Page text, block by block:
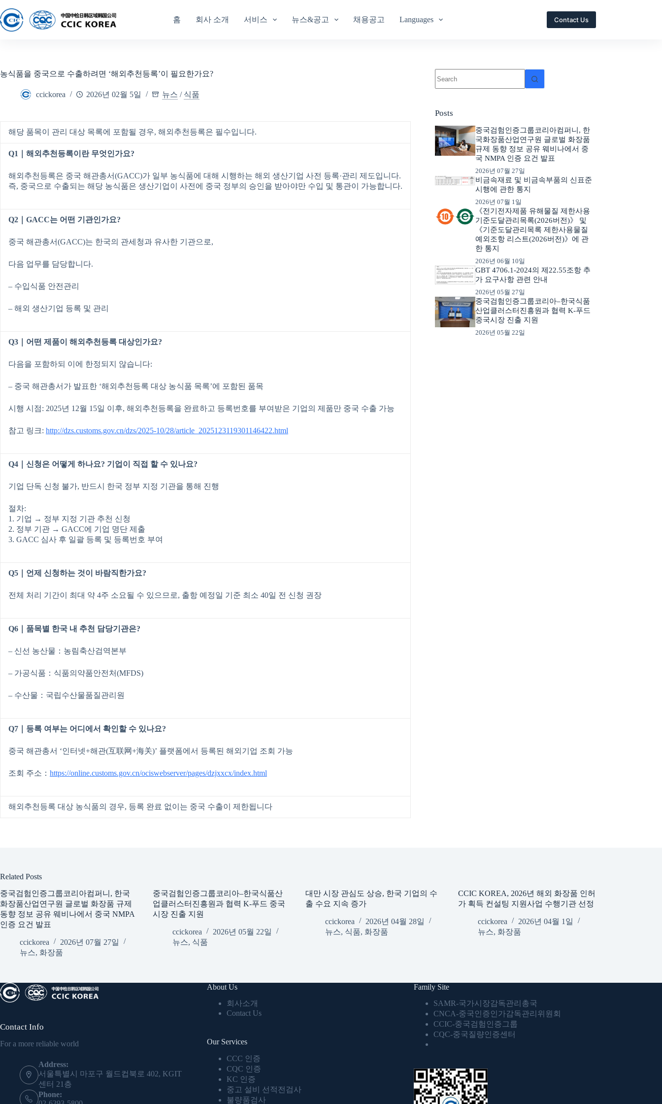
홈 회사 소개 서비스 뉴스&공고 채용공고 Languages Contact Us
농식품을 중국으로 수출하려면 ‘해외추천등록’이 필요한가요?
ccickorea 2026년 02월 5일 뉴스 / 식품
해당 품목이 관리 대상 목록에 포함될 경우, 해외추천등록은 필수입니다.
Q1｜해외추천등록이란 무엇인가요?
해외추천등록은 중국 해관총서(GACC)가 일부 농식품에 대해 시행하는 해외 생산기업 사전 등록·관리 제도입니다.
즉, 중국으로 수출되는 해당 농식품은 생산기업이 사전에 중국 정부의 승인을 받아야만 수입 및 통관이 가능합니다.
Q2｜GACC는 어떤 기관인가요?
중국 해관총서(GACC)는 한국의 관세청과 유사한 기관으로,
다음 업무를 담당합니다.
– 수입식품 안전관리
– 해외 생산기업 등록 및 관리
Q3｜어떤 제품이 해외추천등록 대상인가요?
다음을 포함하되 이에 한정되지 않습니다:
– 중국 해관총서가 발표한 ‘해외추천등록 대상 농식품 목록’에 포함된 품목
시행 시점: 2025년 12월 15일 이후, 해외추천등록을 완료하고 등록번호를 부여받은 기업의 제품만 중국 수출 가능
참고 링크: http://dzs.customs.gov.cn/dzs/2025-10/28/article_2025123119301146422.html
Q4｜신청은 어떻게 하나요? 기업이 직접 할 수 있나요?
기업 단독 신청 불가, 반드시 한국 정부 지정 기관을 통해 진행
절차:
1. 기업 → 정부 지정 기관 추천 신청
2. 정부 기관 → GACC에 기업 명단 제출
3. GACC 심사 후 일괄 등록 및 등록번호 부여
Q5｜언제 신청하는 것이 바람직한가요?
전체 처리 기간이 최대 약 4주 소요될 수 있으므로, 출항 예정일 기준 최소 40일 전 신청 권장
Q6｜품목별 한국 내 추천 담당기관은?
– 신선 농산물：농림축산검역본부
– 가공식품：식품의약품안전처(MFDS)
– 수산물：국립수산물품질관리원
Q7｜등록 여부는 어디에서 확인할 수 있나요?
중국 해관총서 ‘인터넷+해관(互联网+海关)’ 플랫폼에서 등록된 해외기업 조회 가능
조회 주소： https://online.customs.gov.cn/ociswebserver/pages/dzjxxcx/index.html
해외추천등록 대상 농식품의 경우, 등록 완료 없이는 중국 수출이 제한됩니다
Posts
중국검험인증그룹코리아컴퍼니, 한
국화장품산업연구원 글로벌 화장품
규제 동향 정보 공유 웨비나에서 중
국 NMPA 인증 요건 발표
2026년 07월 27일
비금속재료 및 비금속부품의 신표준
시행에 관한 통지
2026년 07월 1일
《전기전자제품 유해물질 제한사용
기준도달관리목록(2026버전)》 및
《기준도달관리목록 제한사용물질
예외조항 리스트(2026버전)》에 관
한 통지
2026년 06월 10일
GBT 4706.1-2024의 제22.55조항 추
가 요구사항 관련 안내
2026년 05월 27일
중국검험인증그룹코리아–한국식품
산업클러스터진흥원과 협력 K-푸드
중국시장 진출 지원
2026년 05월 22일
Related Posts
중국검험인증그룹코리아컴퍼니, 한국
화장품산업연구원 글로벌 화장품 규제
동향 정보 공유 웨비나에서 중국 NMPA
인증 요건 발표
ccickorea
2026년 07월 27일
뉴스, 화장품
중국검험인증그룹코리아–한국식품산
업클러스터진흥원과 협력 K-푸드 중국
시장 진출 지원
ccickorea
2026년 05월 22일
뉴스, 식품
대만 시장 관심도 상승, 한국 기업의 수
출 수요 지속 증가
ccickorea
2026년 04월 28일
뉴스, 식품, 화장품
CCIC KOREA, 2026년 해외 화장품 인허
가 획득 컨설팅 지원사업 수행기관 선정
ccickorea
2026년 04월 1일
뉴스, 화장품
Contact Info
For a more reliable world
Address:
서울특별시 마포구 월드컵북로 402, KGIT
센터 21층
Phone:
About Us
회사소개
Contact Us
Our Services
CCC 인증
CQC 인증
KC 인증
중고 설비 선적전검사
불량품검사
Family Site
SAMR-국가시장감독관리총국
CNCA-중국인증인가감독관리위원회
CCIC-중국검험인증그룹
CQC-중국질량인증센터